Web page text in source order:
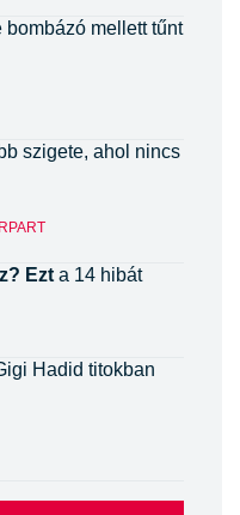
bombázó mellett tűnt
szigete, ahol nincs
Ezt a 14 hibát
Hadid titokban